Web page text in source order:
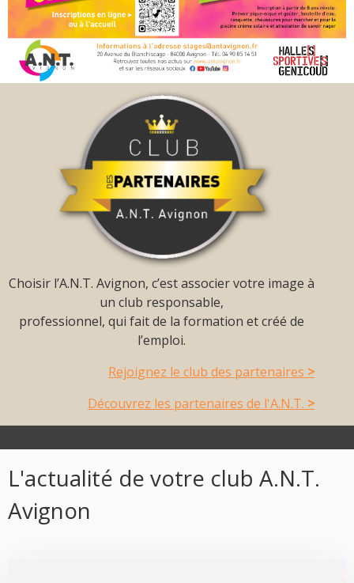
Choisir l’A.N.T. Avignon, c’est associer votre image à
un club responsable,
professionnel, qui fait de la formation et créé de
l’emploi.
Rejoignez le club des partenaires >
Découvrez les partenaires de l'A.N.T. >
L'actualité de votre club A.N.T.
Avignon